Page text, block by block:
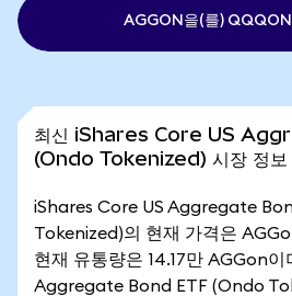
AGGON을(를)
최신 iShares Core US
(Ondo Tokenized) 시장 정보
iShares Core US Aggregate
Tokenized)의 현재 가격은
현재 유통량은 14.17만 AGGon
Aggregate Bond ETF (Ondo